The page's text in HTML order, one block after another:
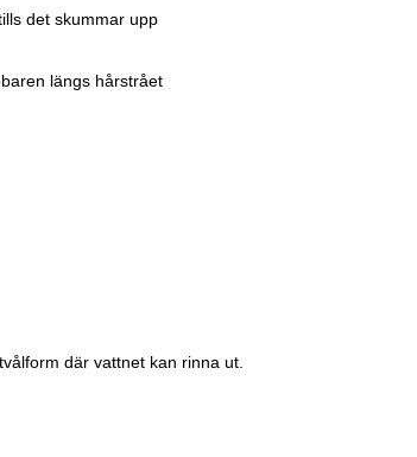
det skummar upp
längs hårstrået
där vattnet kan rinna ut.